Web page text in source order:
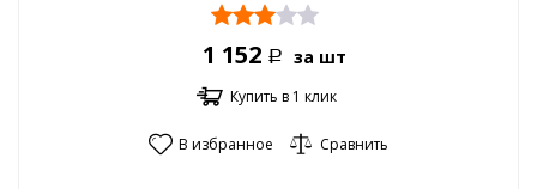
1 152 Р за шт
Купить в 1 клик
В избранное Сравнить